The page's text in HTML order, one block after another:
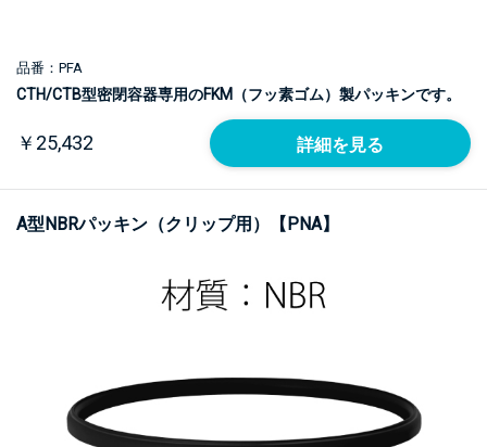
品番：PFA
CTH/CTB型密閉容器専用のFKM（フッ素ゴム）製パッキンです。
￥25,432 詳細を見る
A型NBRパッキン（クリップ用）【PNA】